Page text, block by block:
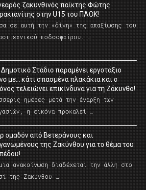
ζακυνθινός παίκτης Φώτης
στην U15 του ΠΑΟΚ!
σε αυτή την «δίνη» της απαξίωσης του
ποδοσφαίρου. …
Στάδιο παραμένει εργοτάξιο
με… κάτι σπασμένα πλακάκια και ο
τελειώνει επικίνδυνα για τη Ζάκυνθο!
ημέρες μετά την έναρξη των
η εικόνα προκαλεί …
ομαδόν από Βετεράνους και
της Ζακύνθου για το θέμα του
ανακοίνωση διαδέχεται την άλλη στο
της Ζακύνθου …